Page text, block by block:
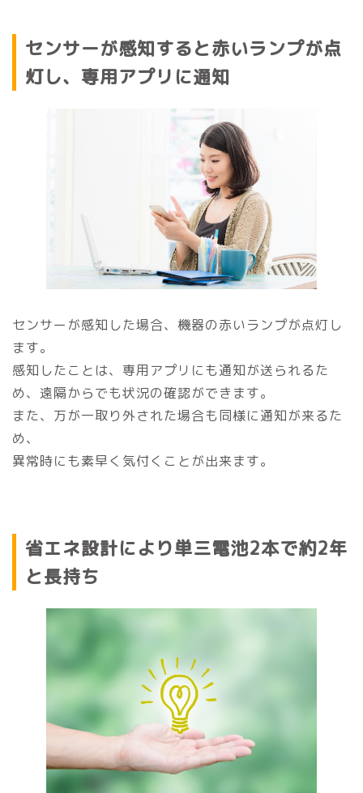
センサーが感知すると赤いランプが点
灯し、専用アプリに通知
センサーが感知した場合、機器の赤いランプが点灯し
ます。
感知したことは、専用アプリにも通知が送られるた
め、遠隔からでも状況の確認ができます。
また、万が一取り外された場合も同様に通知が来るた
め、
異常時にも素早く気付くことが出来ます。
省エネ設計により単三電池2本で約2年
と長持ち